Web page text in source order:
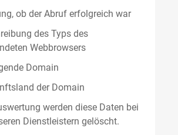
ob der Abruf erfolgreich war
des Typs des
Webbrowsers
Domain
der Domain
werden diese Daten bei
Dienstleistern gelöscht.